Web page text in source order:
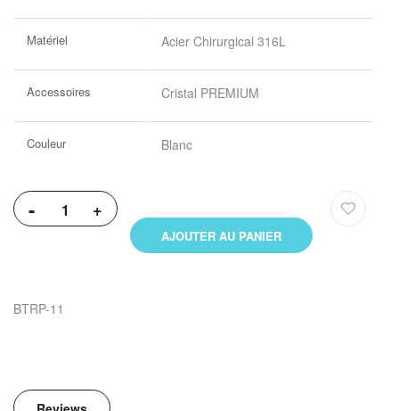
Matériel Acier Chirurgical 316L
Accessoires Cristal PREMIUM
Couleur Blanc
- +
AJOUTER AU PANIER
BTRP-11